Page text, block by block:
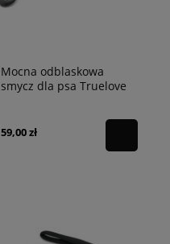
Mocna odblaskowa
smycz dla psa Truelove
59,00 zł